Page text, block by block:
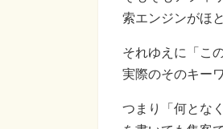
索エンジンがほ
それゆえに「こ
実際のそのキー
つまり「何とな